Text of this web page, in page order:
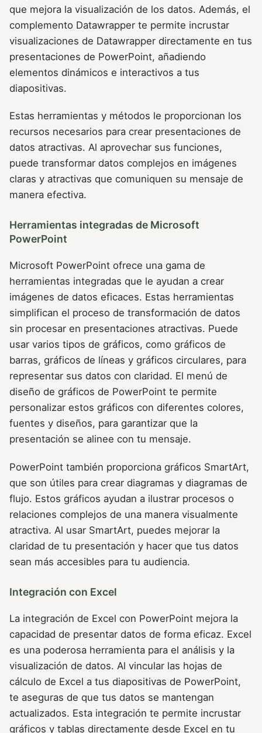
que mejora la visualización de los datos. Además, el
complemento Datawrapper te permite incrustar
visualizaciones de Datawrapper directamente en tus
presentaciones de PowerPoint, añadiendo
elementos dinámicos e interactivos a tus
diapositivas.
Estas herramientas y métodos le proporcionan los
recursos necesarios para crear presentaciones de
datos atractivas. Al aprovechar sus funciones,
puede transformar datos complejos en imágenes
claras y atractivas que comuniquen su mensaje de
manera efectiva.
Herramientas integradas de Microsoft
PowerPoint
Microsoft PowerPoint ofrece una gama de
herramientas integradas que le ayudan a crear
imágenes de datos eficaces. Estas herramientas
simplifican el proceso de transformación de datos
sin procesar en presentaciones atractivas. Puede
usar varios tipos de gráficos, como gráficos de
barras, gráficos de líneas y gráficos circulares, para
representar sus datos con claridad. El menú de
diseño de gráficos de PowerPoint te permite
personalizar estos gráficos con diferentes colores,
fuentes y diseños, para garantizar que la
presentación se alinee con tu mensaje.
PowerPoint también proporciona gráficos SmartArt,
que son útiles para crear diagramas y diagramas de
flujo. Estos gráficos ayudan a ilustrar procesos o
relaciones complejos de una manera visualmente
atractiva. Al usar SmartArt, puedes mejorar la
claridad de tu presentación y hacer que tus datos
sean más accesibles para tu audiencia.
Integración con Excel
La integración de Excel con PowerPoint mejora la
capacidad de presentar datos de forma eficaz. Excel
es una poderosa herramienta para el análisis y la
visualización de datos. Al vincular las hojas de
cálculo de Excel a tus diapositivas de PowerPoint,
te aseguras de que tus datos se mantengan
actualizados. Esta integración te permite incrustar
gráficos y tablas directamente desde Excel en tu